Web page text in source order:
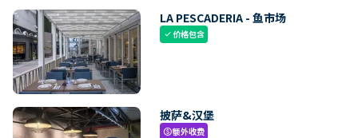
LA PESCADERIA - 鱼市场
check价格包含
披萨&汉堡
paid额外收费